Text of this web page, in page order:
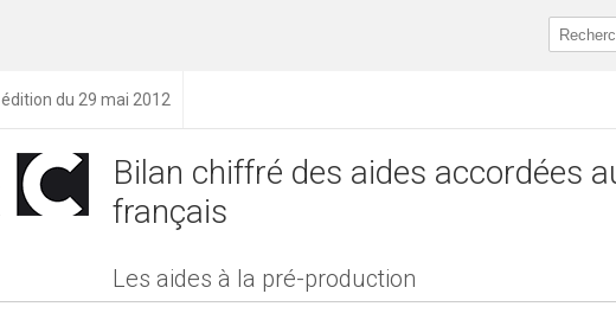
édition du 29 mai 2012
Bilan chiffré des aides accordées
français
Les aides à la pré-production